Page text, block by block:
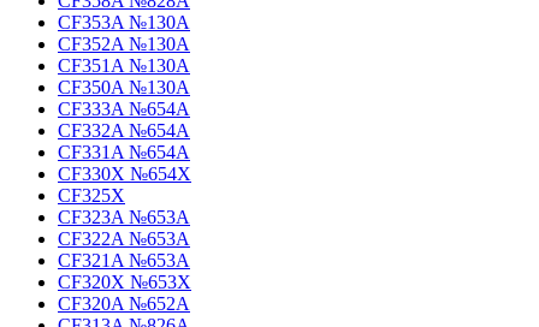
CF353A №130A
CF352A №130A
CF351A №130A
CF350A №130A
CF333A №654A
CF332A №654A
CF331A №654A
CF330X №654X
CF325X
CF323A №653A
CF322A №653A
CF321A №653A
CF320X №653X
CF320A №652A